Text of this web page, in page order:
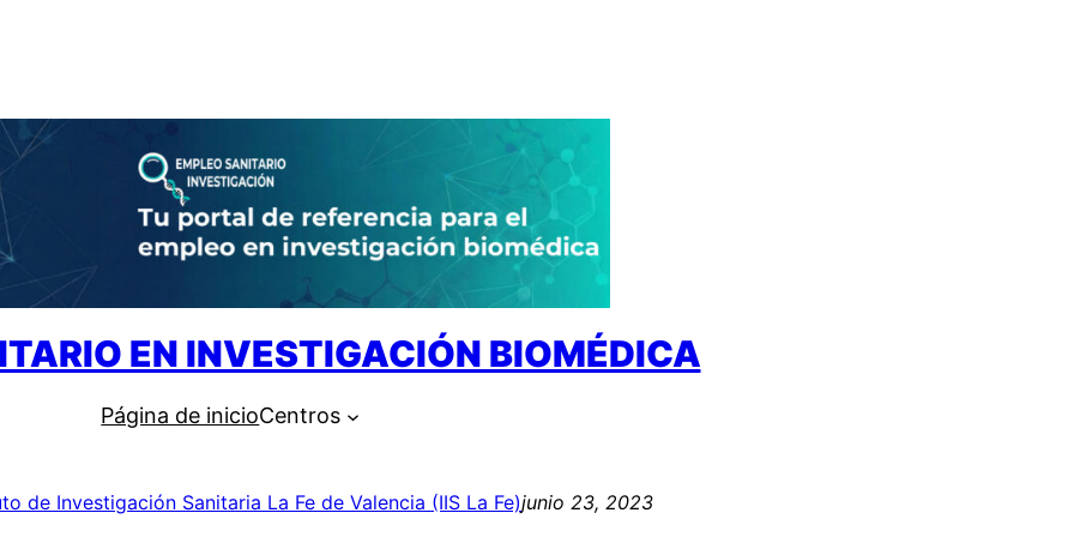
EN INVESTIGACIÓN BIOMÉDICA
Página de inicioCentros
de Investigación Sanitaria La Fe de Valencia (IIS La Fe)junio 23, 2023